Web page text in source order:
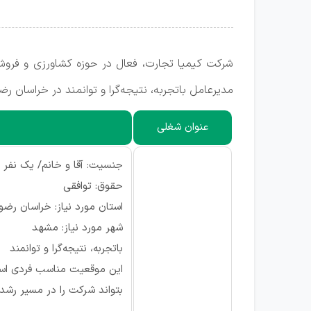
شرکت کیمیا تجارت، فعال در حوزه کشاورزی و
مدیرعامل باتجربه، نتیجه‌گرا و توانمند در
عنوان شغلی
جنسیت: آقا و خانم/ یک نفر
حقوق: توافقی
استان مورد نیاز: خراسان
شهر مورد نیاز: مشهد
باتجربه، نتیجه‌گرا و توانمند
این موقعیت مناسب فردی
بتواند شرکت را در مسیر